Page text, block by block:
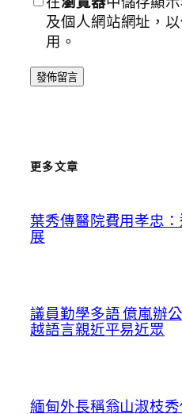
及個人網站網址，
用。
更多文章
葉秀傳醫院費用孝忠
展
議員勤學多語 億嵐辦
越語言親近平易近眾
緬甸外長稱翁山淑枝